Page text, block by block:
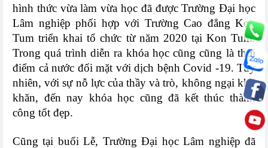
hình thức vừa làm vừa học đã được Trường Đại học
Lâm nghiệp phối hợp với Trường Cao đẳng Kon
Tum triển khai tổ chức từ năm 2020 tại Kon Tum.
Trong quá trình diễn ra khóa học cũng cũng là thời
điểm cả nước đối mặt với dịch bệnh Covid -19. Tuy
nhiên, với sự nỗ lực của thầy và trò, không ngại khó
khăn, đến nay khóa học cũng đã kết thúc thành
công tốt đẹp.
Cũng tại buổi Lễ, Trường Đại học Lâm nghiệp đã